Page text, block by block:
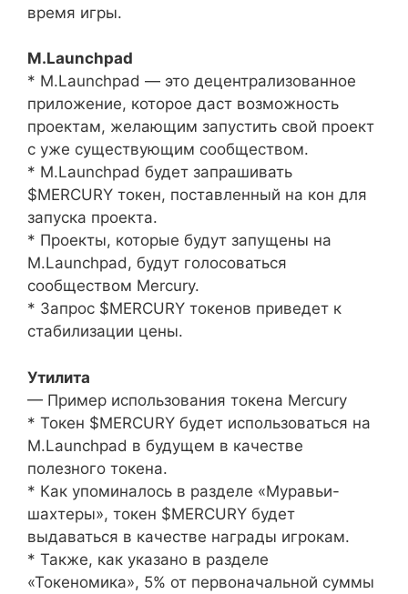
время игры.
M.Launchpad
* M.Launchpad — это децентрализованное
приложение, которое даст возможность
проектам, желающим запустить свой проект
с уже существующим сообществом.
* M.Launchpad будет запрашивать
$MERCURY токен, поставленный на кон для
запуска проекта.
* Проекты, которые будут запущены на
M.Launchpad, будут голосоваться
сообществом Mercury.
* Запрос $MERCURY токенов приведет к
стабилизации цены.
Утилита
— Пример использования токена Mercury
* Токен $MERCURY будет использоваться на
M.Launchpad в будущем в качестве
полезного токена.
* Как упоминалось в разделе «Муравьи-
шахтеры», токен $MERCURY будет
выдаваться в качестве награды игрокам.
* Также, как указано в разделе
«Токеномика», 5% от первоначальной суммы